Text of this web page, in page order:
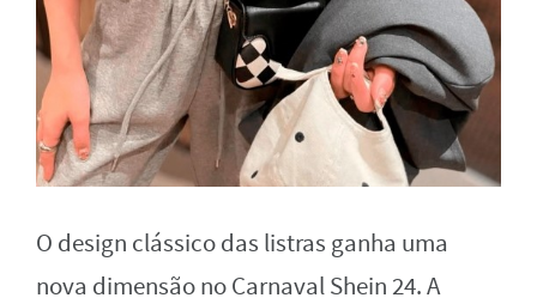
O design clássico das listras ganha uma
nova dimensão no Carnaval Shein 24. A